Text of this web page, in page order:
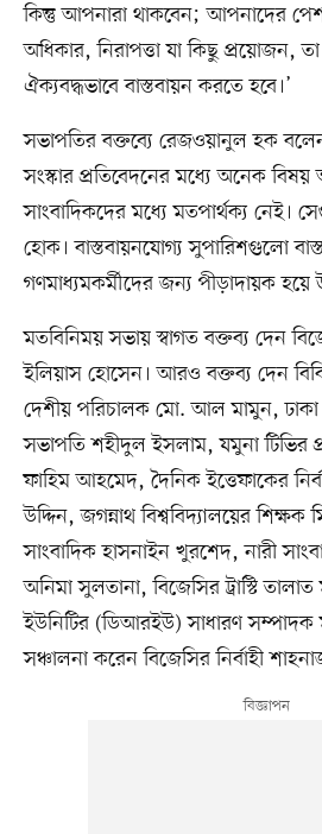
কিন্তু আপনারা থাকবেন; আপনাদের
অধিকার, নিরাপত্তা যা কিছু প্রয়োজন,
ঐক্যবদ্ধভাবে বাস্তবায়ন করতে হবে।’
সভাপতির বক্তব্যে রেজওয়ানুল হক
সংস্কার প্রতিবেদনের মধ্যে অনেক
সাংবাদিকদের মধ্যে মতপার্থক্য নেই।
হোক। বাস্তবায়নযোগ্য সুপারিশগুলো
গণমাধ্যমকর্মীদের জন্য পীড়াদায়ক হয়ে
মতবিনিময় সভায় স্বাগত বক্তব্য দেন
ইলিয়াস হোসেন। আরও বক্তব্য দেন
দেশীয় পরিচালক মো. আল মামুন, ঢাকা
সভাপতি শহীদুল ইসলাম, যমুনা টিভির
ফাহিম আহমেদ, দৈনিক ইত্তেফাকের
উদ্দিন, জগন্নাথ বিশ্ববিদ্যালয়ের শিক্ষক
সাংবাদিক হাসনাইন খুরশেদ, নারী
অনিমা সুলতানা, বিজেসির ট্রাস্টি তালাত
ইউনিটির (ডিআরইউ) সাধারণ সম্পাদক
সঞ্চালনা করেন বিজেসির নির্বাহী